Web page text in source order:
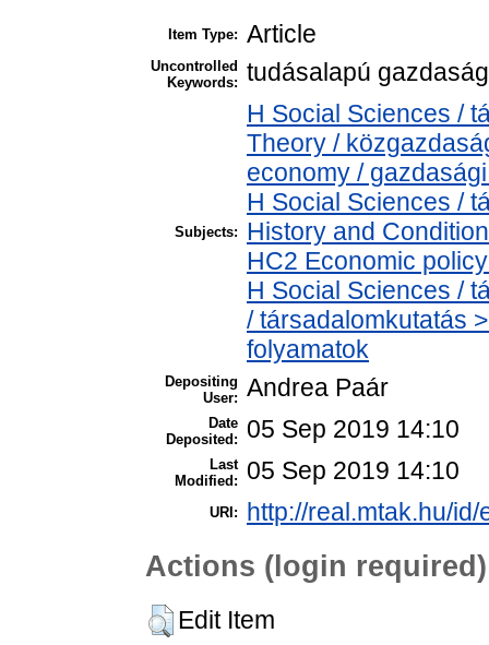
Item Type: Article
Uncontrolled
Keywords: tudásalapú
Subjects:
H Social Sciences /
Theory /
economy /
H Social Sciences /
History and
HC2 Economic
H Social Sciences /
/ társadalomkutatás
folyamatok
Depositing
User: Andrea Paár
Date
Deposited:
05 Sep 2019 14:10
Last
Modified:
05 Sep 2019 14:10
URI: http://real.mtak.hu/
Actions (login required)
Edit Item